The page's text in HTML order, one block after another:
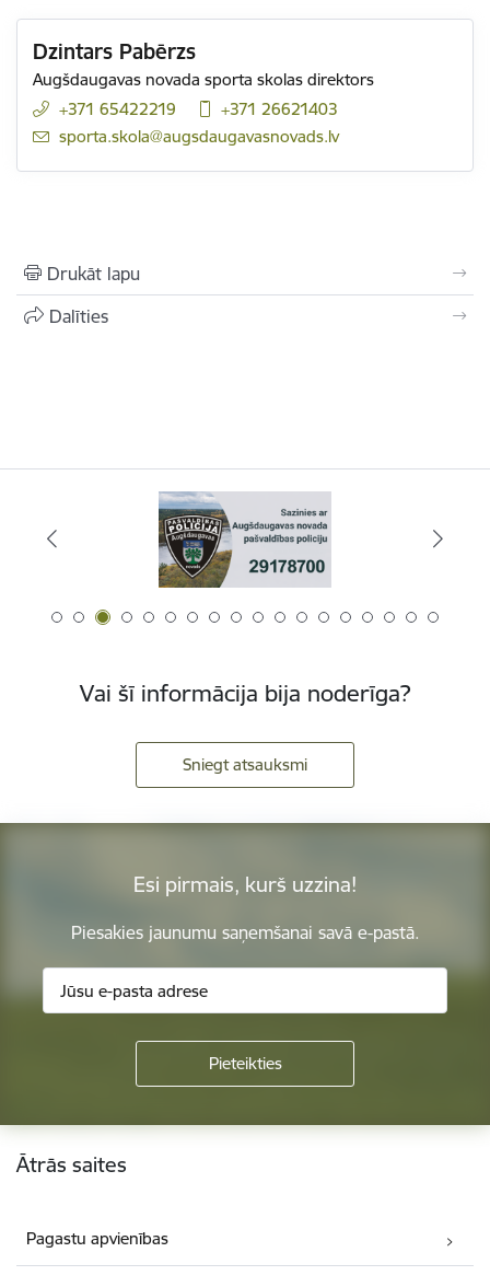
Dzintars Pabērzs
Augšdaugavas novada sporta skolas direktors
+371 65422219
+371 26621403
E-pasts:
sporta.skola@augsdaugavasnovads.lv
Drukāt lapu
Dalīties
Vai šī informācija bija noderīga?
Sniegt atsauksmi
Esi pirmais, kurš uzzina!
Piesakies jaunumu saņemšanai savā e-pastā.
Kājene
Ātrās saites
Pagastu apvienības